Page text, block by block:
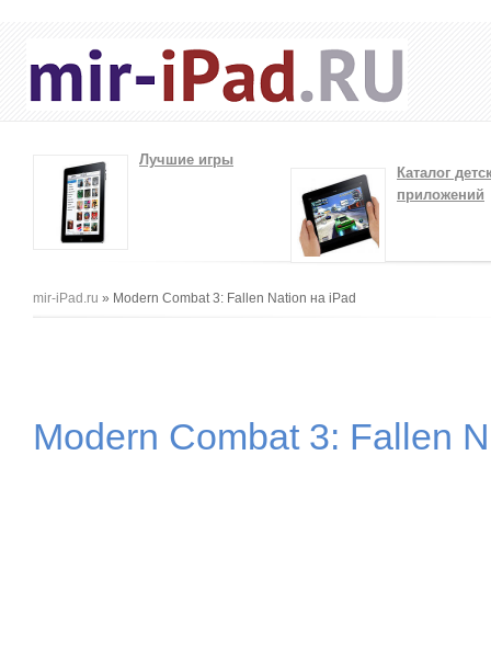
Лучшие игры
Каталог
приложений
Вы здесь
mir-iPad.ru » Modern Combat 3: Fallen Nation на iPad
Modern Combat 3: Fallen